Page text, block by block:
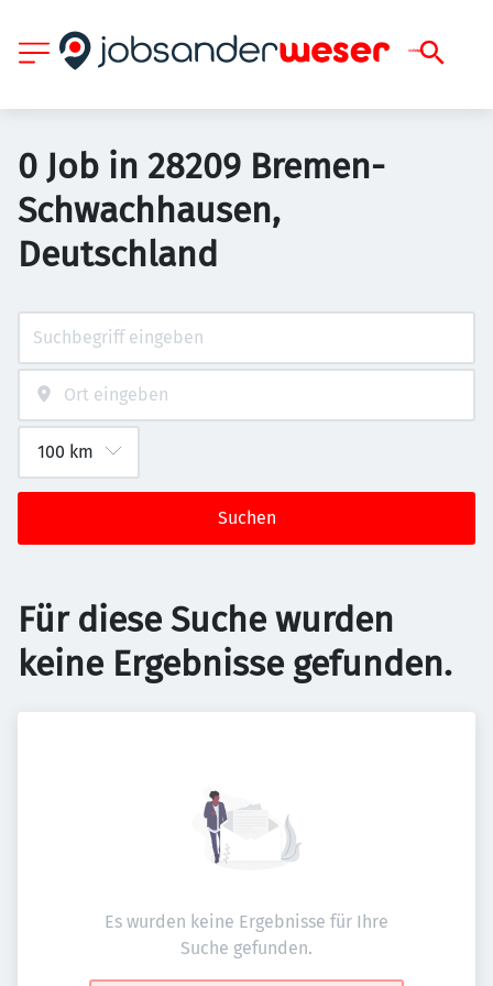
0 Job in 28209 Bremen-
Schwachhausen,
Deutschland
Suchen
Für diese Suche wurden
keine Ergebnisse gefunden.
Es wurden keine Ergebnisse für Ihre
Suche gefunden.